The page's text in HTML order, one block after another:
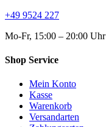
+49 9524 227
Mo-Fr, 15:00 – 20:00 Uhr
Shop Service
Mein Konto
Kasse
Warenkorb
Versandarten